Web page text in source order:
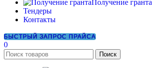
Получение гранта
Тендеры
Контакты
БЫСТРЫЙ ЗАПРОС ПРАЙСА
0
Поиск